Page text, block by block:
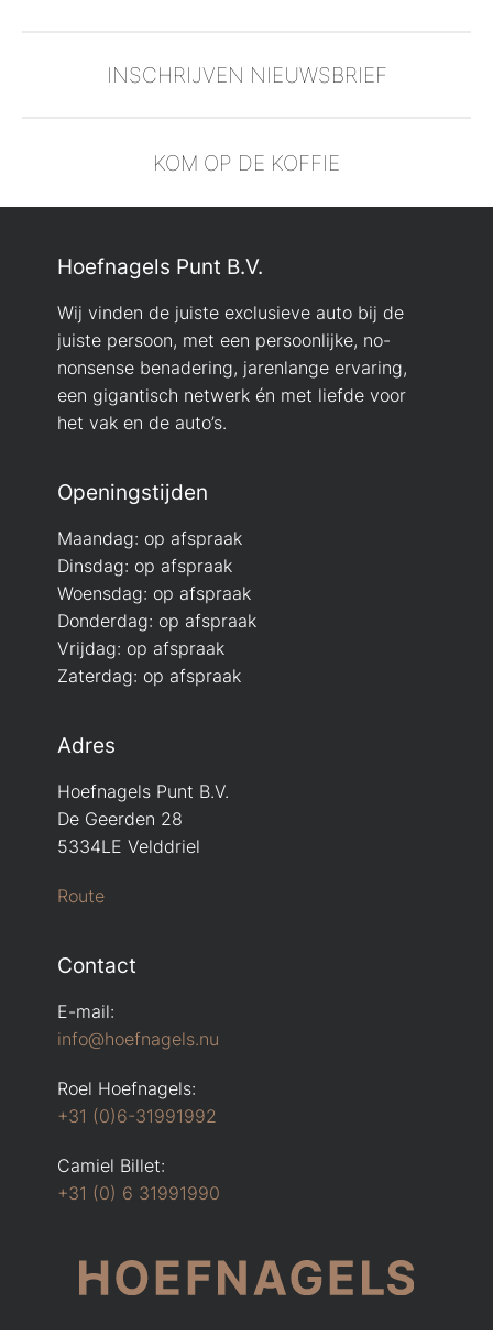
INSCHRIJVEN NIEUWSBRIEF
KOM OP DE KOFFIE
Hoefnagels Punt B.V.
Wij vinden de juiste exclusieve auto bij de
juiste persoon, met een persoonlijke, no-
nonsense benadering, jarenlange ervaring,
een gigantisch netwerk én met liefde voor
het vak en de auto’s.
Openingstijden
Maandag: op afspraak
Dinsdag: op afspraak
Woensdag: op afspraak
Donderdag: op afspraak
Vrijdag: op afspraak
Zaterdag: op afspraak
Adres
Hoefnagels Punt B.V.
De Geerden 28
5334LE Velddriel
Route
Contact
E-mail:
info@hoefnagels.nu
Roel Hoefnagels:
+31 (0)6-31991992
Camiel Billet:
+31 (0) 6 31991990